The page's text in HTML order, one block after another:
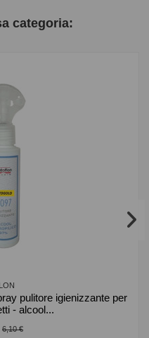
categoria:
pulitore igienizzante per
- alcool...
6,10 €